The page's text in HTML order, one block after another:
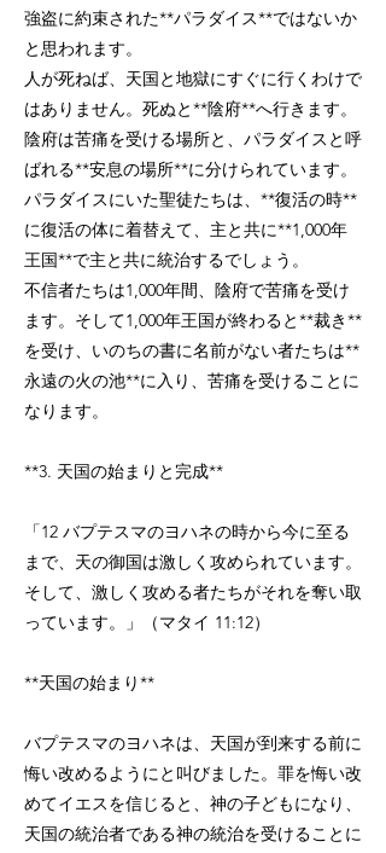
強盗に約束された**パラダイス**ではないか
と思われます。
人が死ねば、天国と地獄にすぐに行くわけで
はありません。死ぬと**陰府**へ行きます。
陰府は苦痛を受ける場所と、パラダイスと呼
ばれる**安息の場所**に分けられています。
パラダイスにいた聖徒たちは、**復活の時**
に復活の体に着替えて、主と共に**1,000年
王国**で主と共に統治するでしょう。
不信者たちは1,000年間、陰府で苦痛を受け
ます。そして1,000年王国が終わると**裁き**
を受け、いのちの書に名前がない者たちは**
永遠の火の池**に入り、苦痛を受けることに
なります。
**3. 天国の始まりと完成**
「12 バプテスマのヨハネの時から今に至る
まで、天の御国は激しく攻められています。
そして、激しく攻める者たちがそれを奪い取
っています。」（マタイ 11:12）
**天国の始まり**
バプテスマのヨハネは、天国が到来する前に
悔い改めるようにと叫びました。罪を悔い改
めてイエスを信じると、神の子どもになり、
天国の統治者である神の統治を受けることに